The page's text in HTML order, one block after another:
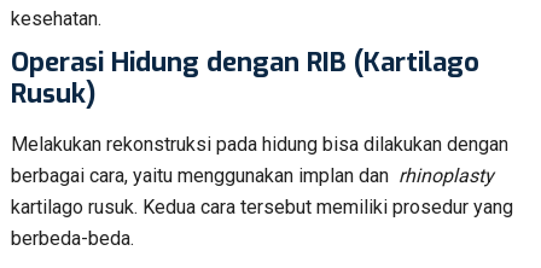
kesehatan.
Operasi Hidung dengan RIB (Kartilago
Rusuk)
Melakukan rekonstruksi pada hidung bisa dilakukan dengan
berbagai cara, yaitu menggunakan implan dan rhinoplasty
kartilago rusuk. Kedua cara tersebut memiliki prosedur yang
berbeda-beda.